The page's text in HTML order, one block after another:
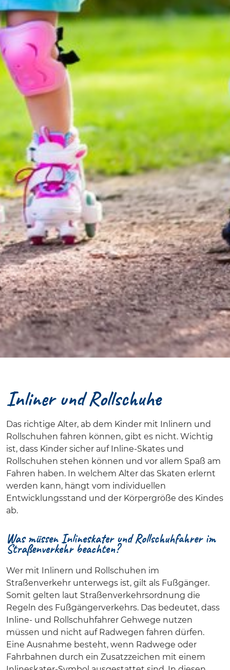
Inliner und Rollschuhe
Das richtige Alter, ab dem Kinder mit Inlinern und
Rollschuhen fahren können, gibt es nicht. Wichtig
ist, dass Kinder sicher auf Inline-Skates und
Rollschuhen stehen können und vor allem Spaß am
Fahren haben. In welchem Alter das Skaten erlernt
werden kann, hängt vom individuellen
Entwicklungsstand und der Körpergröße des Kindes
ab.
Was müssen Inlineskater und Rollschuhfahrer im
Straßenverkehr beachten?
Wer mit Inlinern und Rollschuhen im
Straßenverkehr unterwegs ist, gilt als Fußgänger.
Somit gelten laut Straßenverkehrsordnung die
Regeln des Fußgängerverkehrs. Das bedeutet, dass
Inline- und Rollschuhfahrer Gehwege nutzen
müssen und nicht auf Radwegen fahren dürfen.
Eine Ausnahme besteht, wenn Radwege oder
Fahrbahnen durch ein Zusatzzeichen mit einem